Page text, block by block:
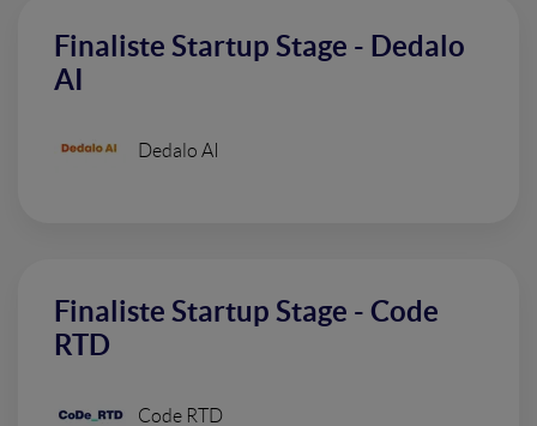
Finaliste Startup Stage - Dedalo
AI
Dedalo AI
Finaliste Startup Stage - Code
RTD
Code RTD